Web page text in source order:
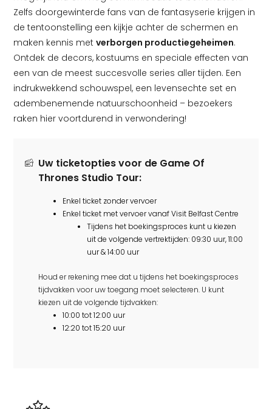
Zelfs doorgewinterde fans van de fantasyserie krijgen in
de tentoonstelling een kijkje achter de schermen en
maken kennis met verborgen productiegeheimen.
Ontdek de decors, kostuums en speciale effecten van
een van de meest succesvolle series aller tijden. Een
indrukwekkend schouwspel, een levensechte set en
adembenemende natuurschoonheid – bezoekers
raken hier voortdurend in verwondering!
Uw ticketopties voor de Game Of
Thrones Studio Tour:
Enkel ticket zonder vervoer
Enkel ticket met vervoer vanaf Visit Belfast Centre
Tijdens het boekingsproces kunt u kiezen
uit de volgende vertrektijden: 09:30 uur, 11:00
uur & 14:00 uur
Houd er rekening mee dat u tijdens het boekingsproces
tijdvakken voor uw toegang moet selecteren. U kunt
kiezen uit de volgende tijdvakken:
10:00 tot 12:00 uur
12:20 tot 15:20 uur